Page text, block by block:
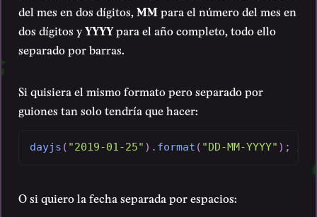
del mes en dos dígitos, MMpara el número del mes en
dos dígitos yYYYYpara el año completo, todo ello
separado por barras.
Si quisiera el mismo formato pero separado por
guiones tan solo tendría que hacer:
dayjs ( "2019-01-25" ) . format ( "DD-MM-YYYY" ) ;
O si quiero la fecha separada por espacios: